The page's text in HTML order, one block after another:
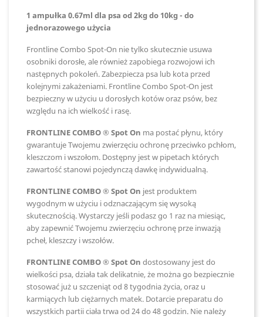
1 ampułka 0.67ml dla psa od 2kg do 10kg - do
jednorazowego użycia
Frontline Combo Spot-On nie tylko skutecznie usuwa
osobniki dorosłe, ale również zapobiega rozwojowi ich
następnych pokoleń. Zabezpiecza psa lub kota przed
kolejnymi zakażeniami. Frontline Combo Spot-On jest
bezpieczny w użyciu u dorosłych kotów oraz psów, bez
względu na ich wielkość i rasę.
FRONTLINE COMBO ® Spot On ma postać płynu, który
gwarantuje Twojemu zwierzęciu ochronę przeciwko pchłom,
kleszczom i wszołom. Dostępny jest w pipetach których
zawartość stanowi pojedynczą dawkę indywidualną.
FRONTLINE COMBO ® Spot On jest produktem
wygodnym w użyciu i odznaczającym się wysoką
skutecznością. Wystarczy jeśli podasz go 1 raz na miesiąc,
aby zapewnić Twojemu zwierzęciu ochronę prze inwazją
pcheł, kleszczy i wszołów.
FRONTLINE COMBO ® Spot On dostosowany jest do
wielkości psa, działa tak delikatnie, że można go bezpiecznie
stosować już u szczeniąt od 8 tygodnia życia, oraz u
karmiących lub ciężarnych matek. Dotarcie preparatu do
wszystkich partii ciała trwa od 24 do 48 godzin. Nie należy